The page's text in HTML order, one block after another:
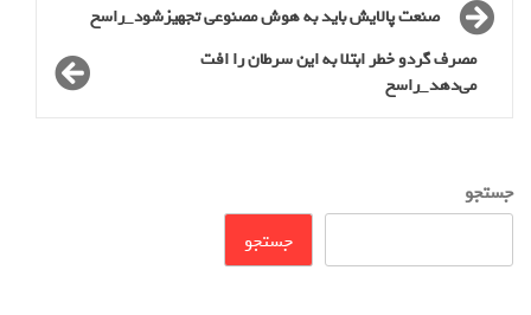
صنعت پالایش باید به هوش مصنوعی تجهیزشود_راسخ
مصرف گردو خطر ابتلا به این سرطان را افت
می‌دهد_راسخ
جستجو
جستجو